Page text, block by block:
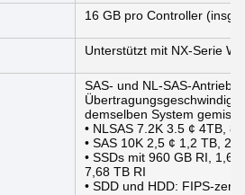
16 GB pro Controller
Unterstützt mit NX-Serie
SAS- und NL-SAS-
demselben System
• NLSAS 7.2K 3.5 ¢ 4TB,
• SAS 10K 2,5 ¢ 1,2 TB,
• SSDs mit 960 GB RI, 1,6
7,68 TB RI
• SDD und HDD: FIPS-